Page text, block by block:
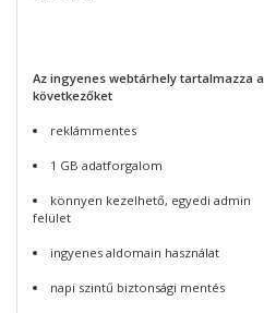
Az ingyenes webtárhely tartalmazza a
következőket
reklámmentes
1 GB adatforgalom
könnyen kezelhető, egyedi admin
felület
ingyenes aldomain használat
napi szintű biztonsági mentés